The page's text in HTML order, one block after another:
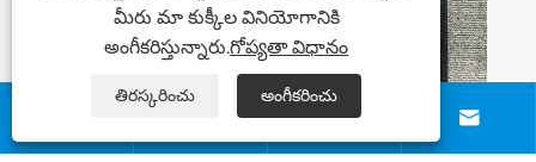
 
మీరు మా కుక్కీల వినియోగానికి
అంగీకరిస్తున్నారు.గోప్యతా విధానం
తిరస్కరించు అంగీకరించు